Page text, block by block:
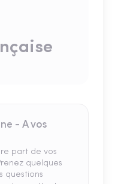
- A vos
part de vos
quelques
questions